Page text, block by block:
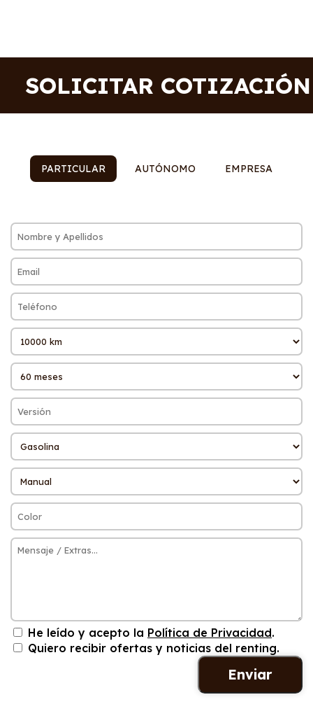
SOLICITAR COTIZACIÓN
PARTICULAR AUTÓNOMO EMPRESA
He leído y acepto la Política de Privacidad.
Quiero recibir ofertas y noticias del renting.